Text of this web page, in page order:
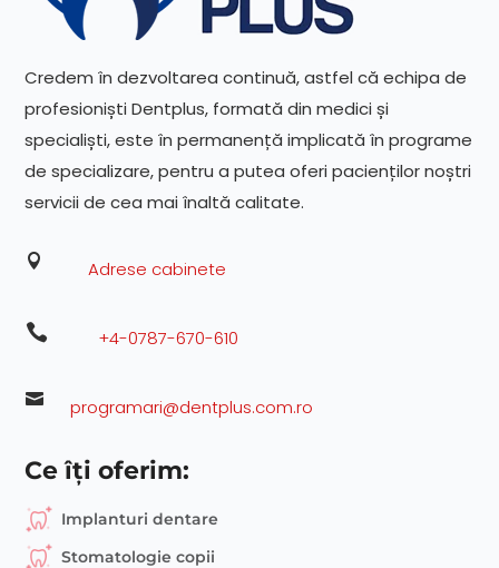
Credem în dezvoltarea continuă, astfel că echipa de
profesioniști Dentplus, formată din medici și
specialiști, este în permanență implicată în programe
de specializare, pentru a putea oferi pacienților noștri
servicii de cea mai înaltă calitate.
 Adrese cabinete
 +4-0787-670-610
 programari@dentplus.com.ro
Ce îți oferim:
Implanturi dentare
Stomatologie copii